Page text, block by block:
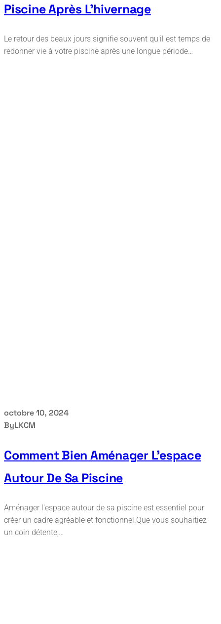
Piscine Après L’hivernage
Le retour des beaux jours signifie souvent qu'il est temps de
redonner vie à votre piscine après une longue période…
octobre 10, 2024
ByLKCM
Comment Bien Aménager L’espace
Autour De Sa Piscine
Aménager l'espace autour de sa piscine est essentiel pour
créer un cadre agréable et fonctionnel.Que vous souhaitiez
un coin détente,…